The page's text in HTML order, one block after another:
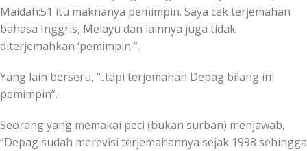
Maidah:51 itu maknanya pemimpin. Saya cek terjemahan
bahasa Inggris, Melayu dan lainnya juga tidak
diterjemahkan ‘pemimpin'”.
Yang lain berseru, “..tapi terjemahan Depag bilang ini
pemimpin”.
Seorang yang memakai peci (bukan surban) menjawab,
“Depag sudah merevisi terjemahannya sejak 1998 sehingga